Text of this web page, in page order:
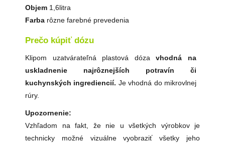
Objem 1,6litra
Farba rôzne farebné prevedenia
Prečo kúpiť dózu
Klipom uzatvárateľná plastová dózavhodná na
uskladnenie najrôznejších potravín či
kuchynských ingrediencií. Je vhodná do mikrovlnej
rúry.
Upozornenie:
Vzhľadom na fakt, že nie u všetkých výrobkov je
technicky možné vizuálne vyobraziť všetky jeho